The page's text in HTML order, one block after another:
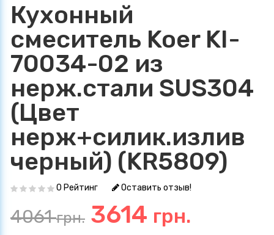
Кухонный
смеситель Koer KI-
70034-02 из
нерж.стали SUS304
(Цвет
нерж+силик.излив
черный) (KR5809)
0 Рейтинг Оставить отзыв!
4061грн. 3614 грн.